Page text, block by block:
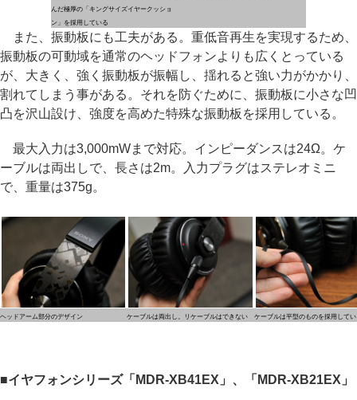
んだ極厚の「キングサイズイヤークッショ
ン」を採用している
また、振動板にも工夫がある。重低音再生を実現するため、
振動板の可動域を通常のヘッドフォンよりも広くとっている
が、大きく、強く振動板が振幅し、揺れると強い力がかかり、
割れてしまう事がある。それを防ぐために、振動板に小さな凹
凸を沢山設け、強度を高めた特殊な振動板を採用している。
最大入力は3,000mWまで対応。インピーダンスは24Ω。ケ
ーブルは両出しで、長さは2m。入力プラグはステレオミニ
で、重量は375g。
ヘッドアーム部分のデザイン ケーブルは両出し。リケーブルはできない ケーブルは平型のものを採用してい
■イヤフォンシリーズ「MDR-XB41EX」、「MDR-XB21EX」